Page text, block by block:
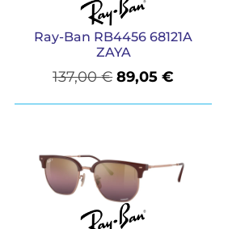
Ray-Ban RB4456 68121A
ZAYA
137,00€ 89,05€